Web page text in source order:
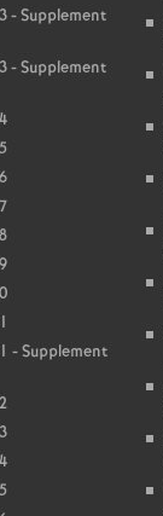
- Supplement
- Supplement
- Supplement